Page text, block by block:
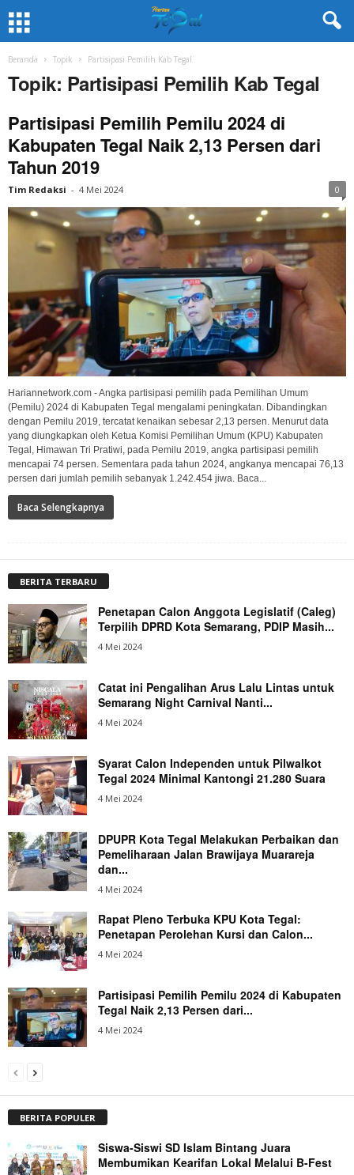
Beranda Topik Partisipasi Pemilih Kab Tegal
Topik: Partisipasi Pemilih Kab Tegal
Partisipasi Pemilih Pemilu 2024 di
Kabupaten Tegal Naik 2,13 Persen dari
Tahun 2019
Tim Redaksi - 4 Mei 2024 0
Hariannetwork.com - Angka partisipasi pemilih pada Pemilihan Umum
(Pemilu) 2024 di Kabupaten Tegal mengalami peningkatan. Dibandingkan
dengan Pemilu 2019, tercatat kenaikan sebesar 2,13 persen. Menurut data
yang diungkapkan oleh Ketua Komisi Pemilihan Umum (KPU) Kabupaten
Tegal, Himawan Tri Pratiwi, pada Pemilu 2019, angka partisipasi pemilih
mencapai 74 persen. Sementara pada tahun 2024, angkanya mencapai 76,13
persen dari jumlah pemilih sebanyak 1.242.454 jiwa. Baca...
Baca Selengkapnya
BERITA TERBARU
Penetapan Calon Anggota Legislatif (Caleg)
Terpilih DPRD Kota Semarang, PDIP Masih...
4 Mei 2024
Catat ini Pengalihan Arus Lalu Lintas untuk
Semarang Night Carnival Nanti...
4 Mei 2024
Syarat Calon Independen untuk Pilwalkot
Tegal 2024 Minimal Kantongi 21.280 Suara
4 Mei 2024
DPUPR Kota Tegal Melakukan Perbaikan dan
Pemeliharaan Jalan Brawijaya Muarareja
dan...
4 Mei 2024
Rapat Pleno Terbuka KPU Kota Tegal:
Penetapan Perolehan Kursi dan Calon...
4 Mei 2024
Partisipasi Pemilih Pemilu 2024 di Kabupaten
Tegal Naik 2,13 Persen dari...
4 Mei 2024
BERITA POPULER
Siswa-Siswi SD Islam Bintang Juara
Membumikan Kearifan Lokal Melalui B-Fest